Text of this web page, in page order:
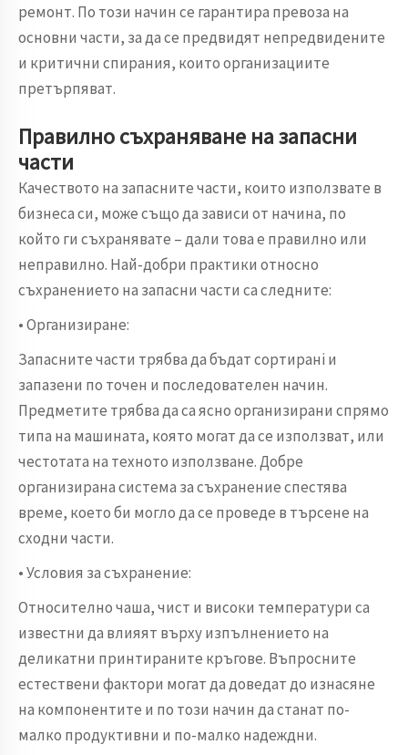
ремонт. По този начин се гарантира превоза на
основни части, за да се предвидят непредвидените
и критични спирания, които организациите
претърпяват.
Правилно съхраняване на запасни
части
Качеството на запасните части, които използвате в
бизнеса си, може също да зависи от начина, по
който ги съхранявате – дали това е правилно или
неправилно. Най-добри практики относно
съхранението на запасни части са следните:
• Организиране:
Запасните части трябва да бъдат сортирані и
запазени по точен и последователен начин.
Предметите трябва да са ясно организирани спрямо
типа на машината, която могат да се използват, или
честотата на техното използване. Добре
организирана система за съхранение спестява
време, което би могло да се проведе в търсене на
сходни части.
• Условия за съхранение:
Относително чаша, чист и високи температури са
известни да влияят върху изпълнението на
деликатни принтираните кръгове. Въпросните
естествени фактори могат да доведат до изнасяне
на компонентите и по този начин да станат по-
малко продуктивни и по-малко надеждни.